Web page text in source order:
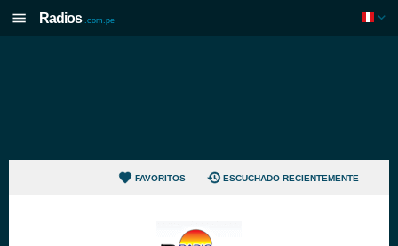
Radios .com.pe
FAVORITOS ESCUCHADO RECIENTEMENTE